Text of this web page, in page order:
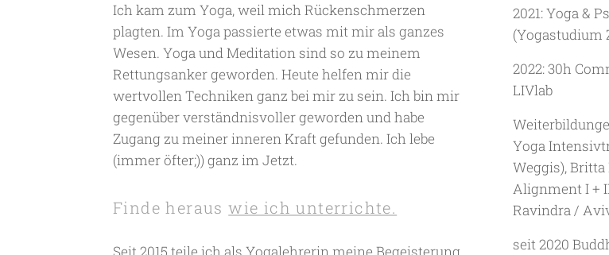
Ich kam zum Yoga, weil mich Rückenschmerzen
plagten. Im Yoga passierte etwas mit mir als ganzes
Wesen. Yoga und Meditation sind so zu meinem
Rettungsanker geworden. Heute helfen mir die
wertvollen Techniken ganz bei mir zu sein. Ich bin mir
gegenüber verständnisvoller geworden und habe
Zugang zu meiner inneren Kraft gefunden. Ich lebe
(immer öfter;)) ganz im Jetzt.
Finde herauswie ich unterrichte.
2021: Yoga &
(Yogastudium
2022: 30h
LIVlab
Yoga
Weggis),
Alignment I +
Ravindra /
seit 2020